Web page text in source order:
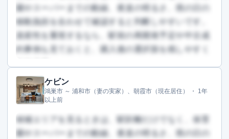
園やスーパーまでの動線、夜道の明るさ、雨の日の
移動負担を合わせて確認すると判断しやすいです。
資産性を重視するなら、駅前の再開発予定や中古成
約事例も見ておくと、購入後の選択肢を残しやすく
この回答を読むには会員登録が必要です
（文字数：357文字）
ケビン
鴻巣市 ～ 浦和市（妻の実家）、朝霞市（現在居住） ・ 1年
以上前
候補エリアを見るときは、駅距離だけでなく、保育
園やスーパーまでの動線、夜道の明るさ、雨の日の